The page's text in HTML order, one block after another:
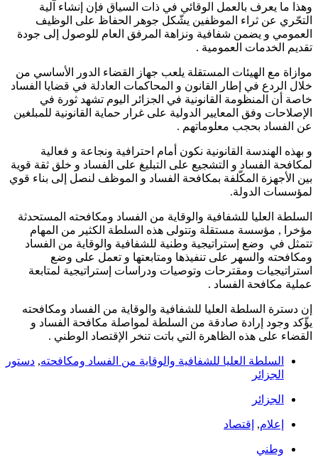
وهذا ما يعرف بالعمل الوقائي في ذات السياق فإن إنشاء آلية
التحّري عن ثراء الموظفين يشّكل جوهر الحفاظ على الوظيف
العمومي و يضمن شفافية ونزاهة المرفق العام للوصول إلى جودة
تقديم الخدمات العمومية .
موازاة مع الهيئات المستقلة يلعب جهاز القضاء الدور الأساسي من
خلال الردع في إطار القانون و المحاكمات العادلة في قضايا الفساد
خاصة أن المنظومة القانونية في الجزائر اليوم تشهد ثورة في
الإصلاحات وفق المعايير الدولية على غرار حماية القانونية للمبلغين
عن الفساد بحجب معلوماتهم .
و بهذه الهندسة القانونية نكون أمام احترافية ونجاعة و فعالية
لمكافحة الفساد و التشجيع على التبليغ على الفساد و خلق ثقة قوية
بين الأجهزة المكّلفة بمكافحة الفساد و الموظف لنصل إلى بناء قوي
لمؤسسات الدولة.
السلطة العليا للشفافية والوقاية من الفساد ومكافحته المستحدثة
مؤخرا , مؤسسة مستقلة وتتولى هذه السلطة الكثير من المهام
تتمثل في وضع إستراتيجية وطنية للشفافية والوقاية من الفساد
ومكافحته والسهر على تنفيذها ومتابعتها و تعمل على وضع
استراتيجيات ومقترحات وتوصيات ودراسات إستراتيجية لمتابعة
عملية مكافحة الفساد .
إن دسترة السلطة العليا للشفافية والوقاية من الفساد ومكافحته
يؤّكد وجود إرادة صادقة من السلطة لمواصلة مكافحة الفساد و
القضاء على هذه الظاهرة التي باتت تنخر الإقتصاد الوطني .
السلطة العليا للشفافية والوقاية من الفساد ومكافحته, دستور
الجزائر
الجزائر
إعلام, إقتصاد
وطني